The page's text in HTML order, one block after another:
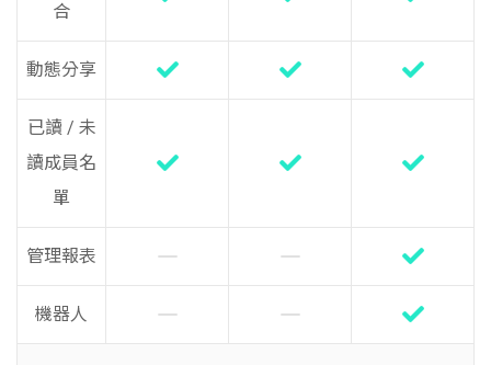
合
動態分享
已讀 / 未
讀成員名
單
管理報表
機器人